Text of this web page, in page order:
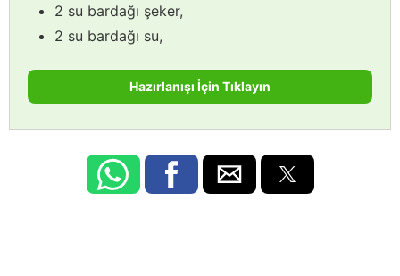
2 su bardağı şeker,
2 su bardağı su,
Hazırlanışı İçin Tıklayın